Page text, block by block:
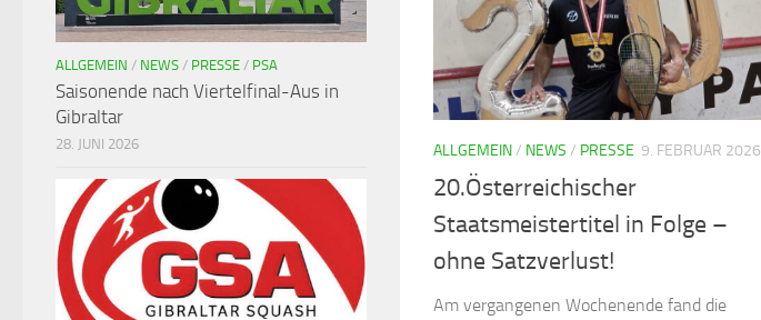
ALLGEMEIN/ NEWS / PRESSE 9. FEBRUAR 2026
20.Österreichischer
Staatsmeistertitel in Folge –
ohne Satzverlust!
Am vergangenen Wochenende fand die
ALLGEMEIN / NEWS / PRESSE / PSA
Saisonende nach Viertelfinal-Aus in
Gibraltar
28. JUNI 2026